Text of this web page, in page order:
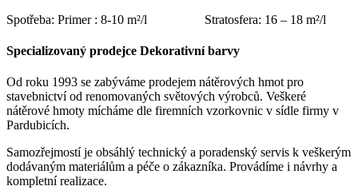
Spotřeba: Primer : 8-10 m²/l
Stratosfera: 16 – 18 m²/l
Specializovaný prodejce Dekorativní barvy
Od roku 1993 se zabýváme prodejem nátěrových hmot pro
stavebnictví od renomovaných světových výrobců. Veškeré
nátěrové hmoty mícháme dle firemních vzorkovnic v sídle firmy v
Pardubicích.
Samozřejmostí je obsáhlý technický a poradenský servis k veškerým
dodávaným materiálům a péče o zákazníka. Provádíme i návrhy a
kompletní realizace.